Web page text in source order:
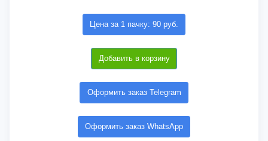
Цена за 1 пачку: 90 руб.
Добавить в корзину
Оформить заказ Telegram
Оформить заказ WhatsApp